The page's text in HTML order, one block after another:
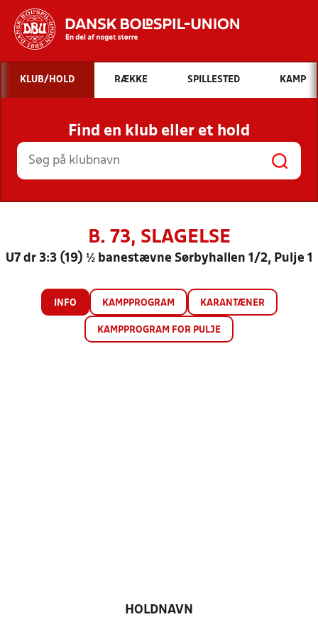
Hvad vil du søge efter?
INDHOLD OG NYHEDER
STILLINGER, RESULTATER, KLUBBER OG
HOLD
KLUB/HOLD RÆKKE SPILLESTED KAMP
Find en klub eller et hold
B. 73, SLAGELSE
U7 dr 3:3 (19) ½ banestævne Sørbyhallen 1/2, Pulje 1
INFO KAMPPROGRAM KARANTÆNER
KAMPPROGRAM FOR PULJE
HOLDNAVN